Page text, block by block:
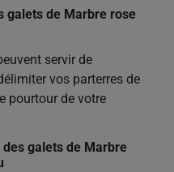
galets de Marbre rose
servir de
vos parterres de
pourtour de votre
des galets de Marbre